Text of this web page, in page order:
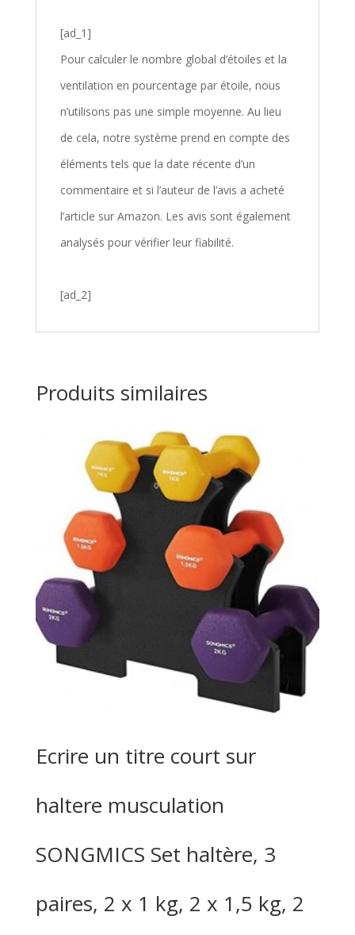
[ad_1]
Pour calculer le nombre global d’étoiles et la
ventilation en pourcentage par étoile, nous
n’utilisons pas une simple moyenne. Au lieu
de cela, notre système prend en compte des
éléments tels que la date récente d’un
commentaire et si l’auteur de l’avis a acheté
l’article sur Amazon. Les avis sont également
analysés pour vérifier leur fiabilité.
[ad_2]
Produits similaires
Ecrire un titre court sur
haltere musculation
SONGMICS Set haltère, 3
paires, 2 x 1 kg, 2 x 1,5 kg, 2